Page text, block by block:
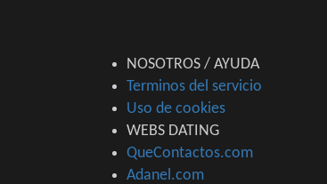
NOSOTROS / AYUDA
Terminos del servicio
Uso de cookies
WEBS DATING
QueContactos.com
Adanel.com